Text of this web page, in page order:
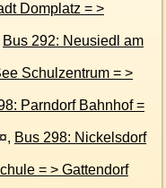
Domplatz = >
Bus 292: Neusiedl am
Parndorf Bahnhof =
¤, Bus 298: Nickelsdorf